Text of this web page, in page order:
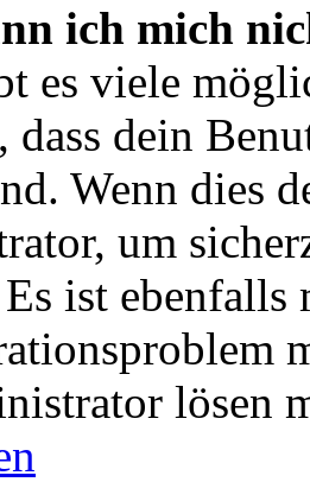
ich mich
es viele
dass dein
Wenn dies
um
ist ebenfalls
lösen